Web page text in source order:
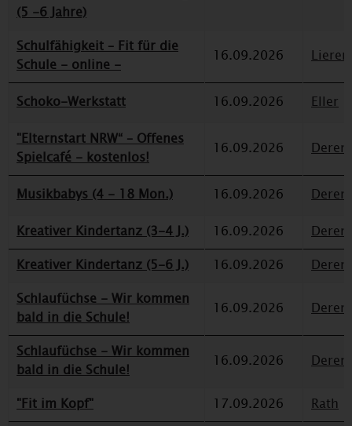
(5 -6 Jahre)
Schulfähigkeit – Fit für die
Schule - online -
16.09.2026
Schoko-Werkstatt 16.09.2026
Eller
"Elternstart NRW“ – Offenes
Spielcafé - kostenlos!
16.09.2026
Musikbabys (4 - 18 Mon.) 16.09.2026
Kreativer Kindertanz (3-4 J.)
16.09.2026
Kreativer Kindertanz (5-6 J.)
16.09.2026
Schlaufüchse - Wir kommen
bald in die Schule!
16.09.2026
Schlaufüchse - Wir kommen
bald in die Schule!
16.09.2026
"Fit im Kopf" 17.09.2026
Rath